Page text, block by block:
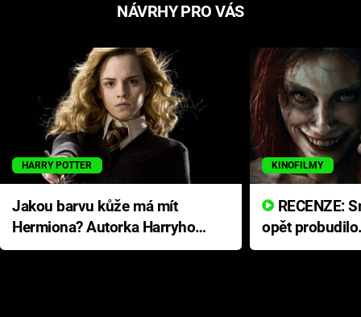
NÁVRHY PRO VÁS
HARRY POTTER
Jakou barvu kůže má mít
Hermiona? Autorka Harryho
Pottera přišla s ráznou
KINOFILMY
opět
přichází s